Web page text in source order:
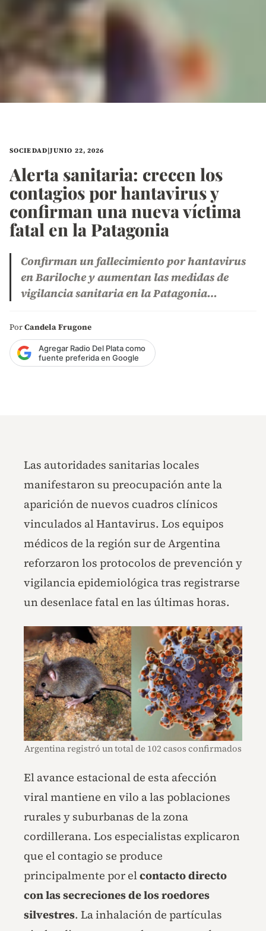
SOCIEDAD|JUNIO 22, 2026
Alerta sanitaria: crecen los
contagios por hantavirus y
confirman una nueva víctima
fatal en la Patagonia
Confirman un fallecimiento por hantavirus
en Bariloche y aumentan las medidas de
vigilancia sanitaria en la Patagonia…
PorCandela Frugone
Agregar Radio Del Plata como
fuente preferida en Google
Las autoridades sanitarias locales
manifestaron su preocupación ante la
aparición de nuevos cuadros clínicos
vinculados al Hantavirus. Los equipos
médicos de la región sur de Argentina
reforzaron los protocolos de prevención y
vigilancia epidemiológica tras registrarse
un desenlace fatal en las últimas horas.
Argentina registró un total de 102 casos confirmados
El avance estacional de esta afección
viral mantiene en vilo a las poblaciones
rurales y suburbanas de la zona
cordillerana. Los especialistas explicaron
que el contagio se produce
principalmente por elcontacto directo
con las secreciones de los roedores
silvestres. La inhalación de partículas